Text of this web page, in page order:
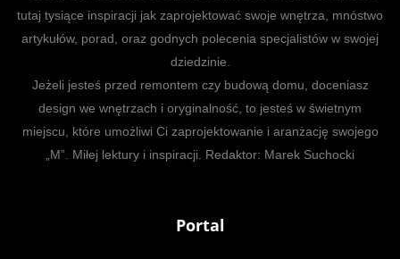
tutaj tysiące inspiracji jak zaprojektować swoje wnętrza, mnóstwo
artykułów, porad, oraz godnych polecenia specjalistów w swojej
dziedzinie.
Jeżeli jesteś przed remontem czy budową domu, doceniasz
design we wnętrzach i oryginalność, to jesteś w świetnym
miejscu, które umożliwi Ci zaprojektowanie i aranżację swojego
„M”. Miłej lektury i inspiracji. Redaktor: Marek Suchocki
Portal